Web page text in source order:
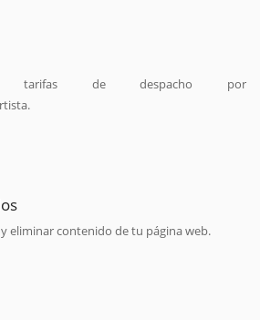
tarifas de despacho por
eliminar contenido de tu página web.